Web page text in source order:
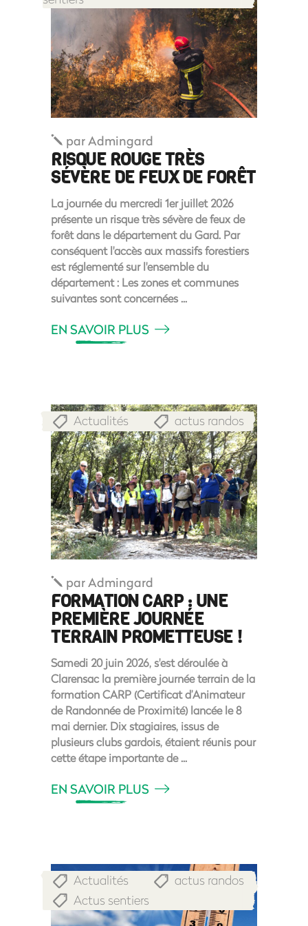
parAdmingard
RISQUE ROUGE TRÈS
SÉVÈRE DE FEUX DE FORÊT
La journée du mercredi 1er juillet 2026
présente un risque très sévère de feux de
forêt dans le département du Gard. Par
conséquent l'accès aux massifs forestiers
est réglementé sur l'ensemble du
département : Les zones et communes
suivantes sont concernées
EN SAVOIR PLUS
Actualités actus randos
parAdmingard
FORMATION CARP : UNE
PREMIÈRE JOURNÉE
TERRAIN PROMETTEUSE !
Samedi 20 juin 2026, s'est déroulée à
Clarensac la première journée terrain de la
formation CARP (Certificat d’Animateur
de Randonnée de Proximité) lancée le 8
mai dernier. Dix stagiaires, issus de
plusieurs clubs gardois, étaient réunis pour
cette étape importante de
EN SAVOIR PLUS
Actualités actus randos ,
Actus sentiers